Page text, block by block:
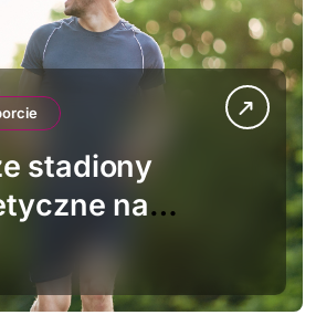
stadiony
na